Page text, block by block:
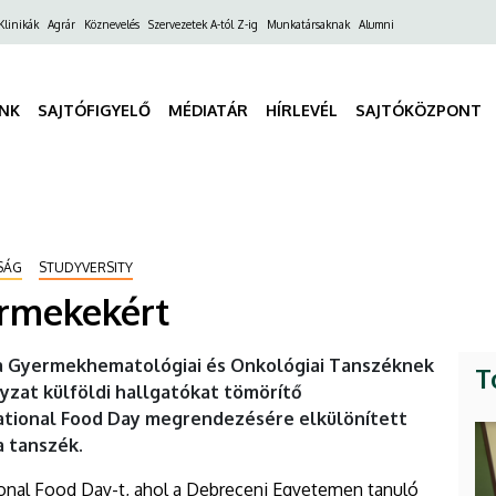
Agrár Köznevelés Szervezetek A-tól Z-ig Munkatársaknak Alumni
SAJTÓFIGYELŐ MÉDIATÁR HÍRLEVÉL SAJTÓKÖZPONT
STUDYVERSITY
és Onkológiai Tanszéknek
külföldi hallgatókat tömörítő
Food Day megrendezésére elkülönített
tanszék.
Food Day-t, ahol a Debreceni Egyetemen tanuló